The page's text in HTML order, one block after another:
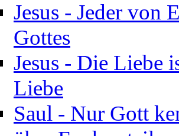
Jesus - Jeder von
Gottes
Jesus - Die Liebe
Liebe
Saul - Nur Gott